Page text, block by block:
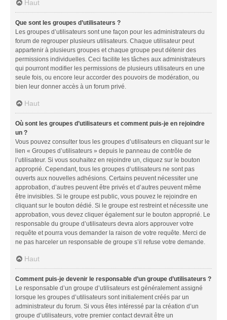
Haut
Que sont les groupes d’utilisateurs ?
Les groupes d’utilisateurs sont une façon pour les administrateurs du
forum de regrouper plusieurs utilisateurs. Chaque utilisateur peut
appartenir à plusieurs groupes et chaque groupe peut détenir des
permissions individuelles. Ceci facilite les tâches aux administrateurs
qui pourront modifier les permissions de plusieurs utilisateurs en une
seule fois, ou encore leur accorder des pouvoirs de modération, ou
bien leur donner accès à un forum privé.
Haut
Où sont les groupes d’utilisateurs et comment puis-je en rejoindre
un ?
Vous pouvez consulter tous les groupes d’utilisateurs en cliquant sur le
lien « Groupes d’utilisateurs » depuis le panneau de contrôle de
l’utilisateur. Si vous souhaitez en rejoindre un, cliquez sur le bouton
approprié. Cependant, tous les groupes d’utilisateurs ne sont pas
ouverts aux nouvelles adhésions. Certains peuvent nécessiter une
approbation, d’autres peuvent être privés et d’autres peuvent même
être invisibles. Si le groupe est public, vous pouvez le rejoindre en
cliquant sur le bouton dédié. Si le groupe est restreint et nécessite une
approbation, vous devez cliquer également sur le bouton approprié. Le
responsable du groupe d’utilisateurs devra alors approuver votre
requête et pourra vous demander la raison de votre requête. Merci de
ne pas harceler un responsable de groupe s’il refuse votre demande.
Haut
Comment puis-je devenir le responsable d’un groupe d’utilisateurs ?
Le responsable d’un groupe d’utilisateurs est généralement assigné
lorsque les groupes d’utilisateurs sont initialement créés par un
administrateur du forum. Si vous êtes intéressé par la création d’un
groupe d’utilisateurs, votre premier contact devrait être un